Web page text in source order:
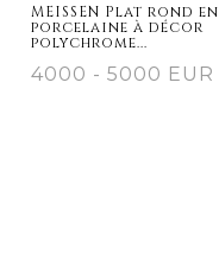
MEISSEN Plat rond en
porcelaine à décor
polychrome...
4000 - 5000 EUR